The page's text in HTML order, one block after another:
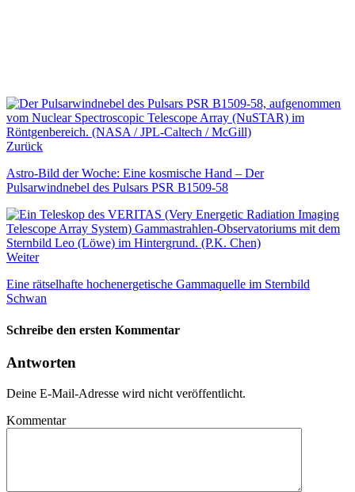
Zurück
Astro-Bild der Woche: Eine kosmische Hand – Der
Pulsarwindnebel des Pulsars PSR B1509-58
Weiter
Eine rätselhafte hochenergetische Gammaquelle im Sternbild
Schwan
Schreibe den ersten Kommentar
Antworten
Deine E-Mail-Adresse wird nicht veröffentlicht.
Kommentar